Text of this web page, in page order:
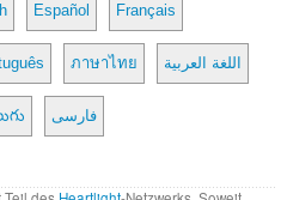
Español Français
ภาษาไทย اللغة العربية
فارسی